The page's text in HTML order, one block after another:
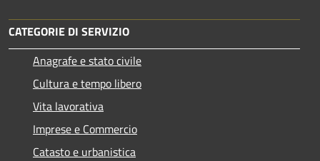
CATEGORIE DI SERVIZIO
Anagrafe e stato civile
Cultura e tempo libero
Vita lavorativa
Imprese e Commercio
Catasto e urbanistica